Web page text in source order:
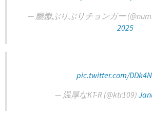
— 嬲嫐ぶりぶりチョンガー
2025
pic.twitter.com/
— 温厚なKT-R (@ktr109)